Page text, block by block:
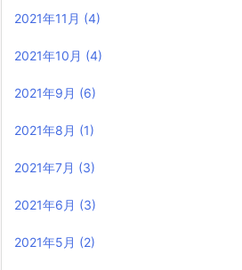
2021年11月 (4)
2021年10月 (4)
2021年9月 (6)
2021年8月 (1)
2021年7月 (3)
2021年6月 (3)
2021年5月 (2)